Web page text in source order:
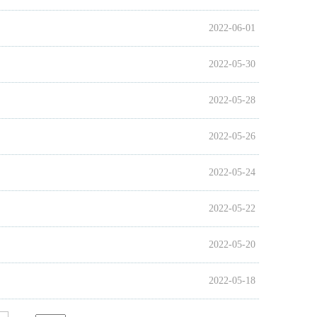
2022-06-01
2022-05-30
2022-05-28
2022-05-26
2022-05-24
2022-05-22
2022-05-20
2022-05-18